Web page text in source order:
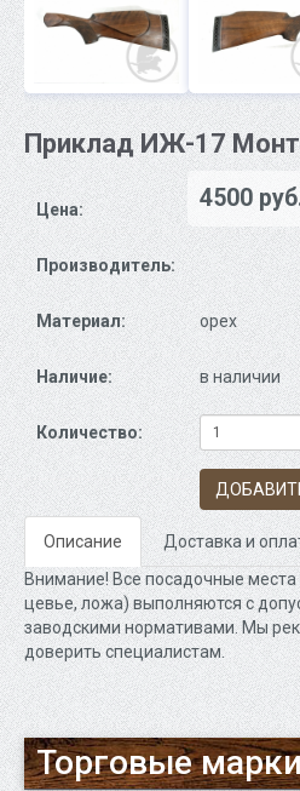
Приклад ИЖ-17
Цена: 4500
Производитель:
Материал: орех
Наличие: в наличии
Количество:
Описание
Доставка и
Внимание! Все посадочные
цевье, ложа) выполняются с
заводскими нормативами. Мы
доверить специалистам.
Торговые